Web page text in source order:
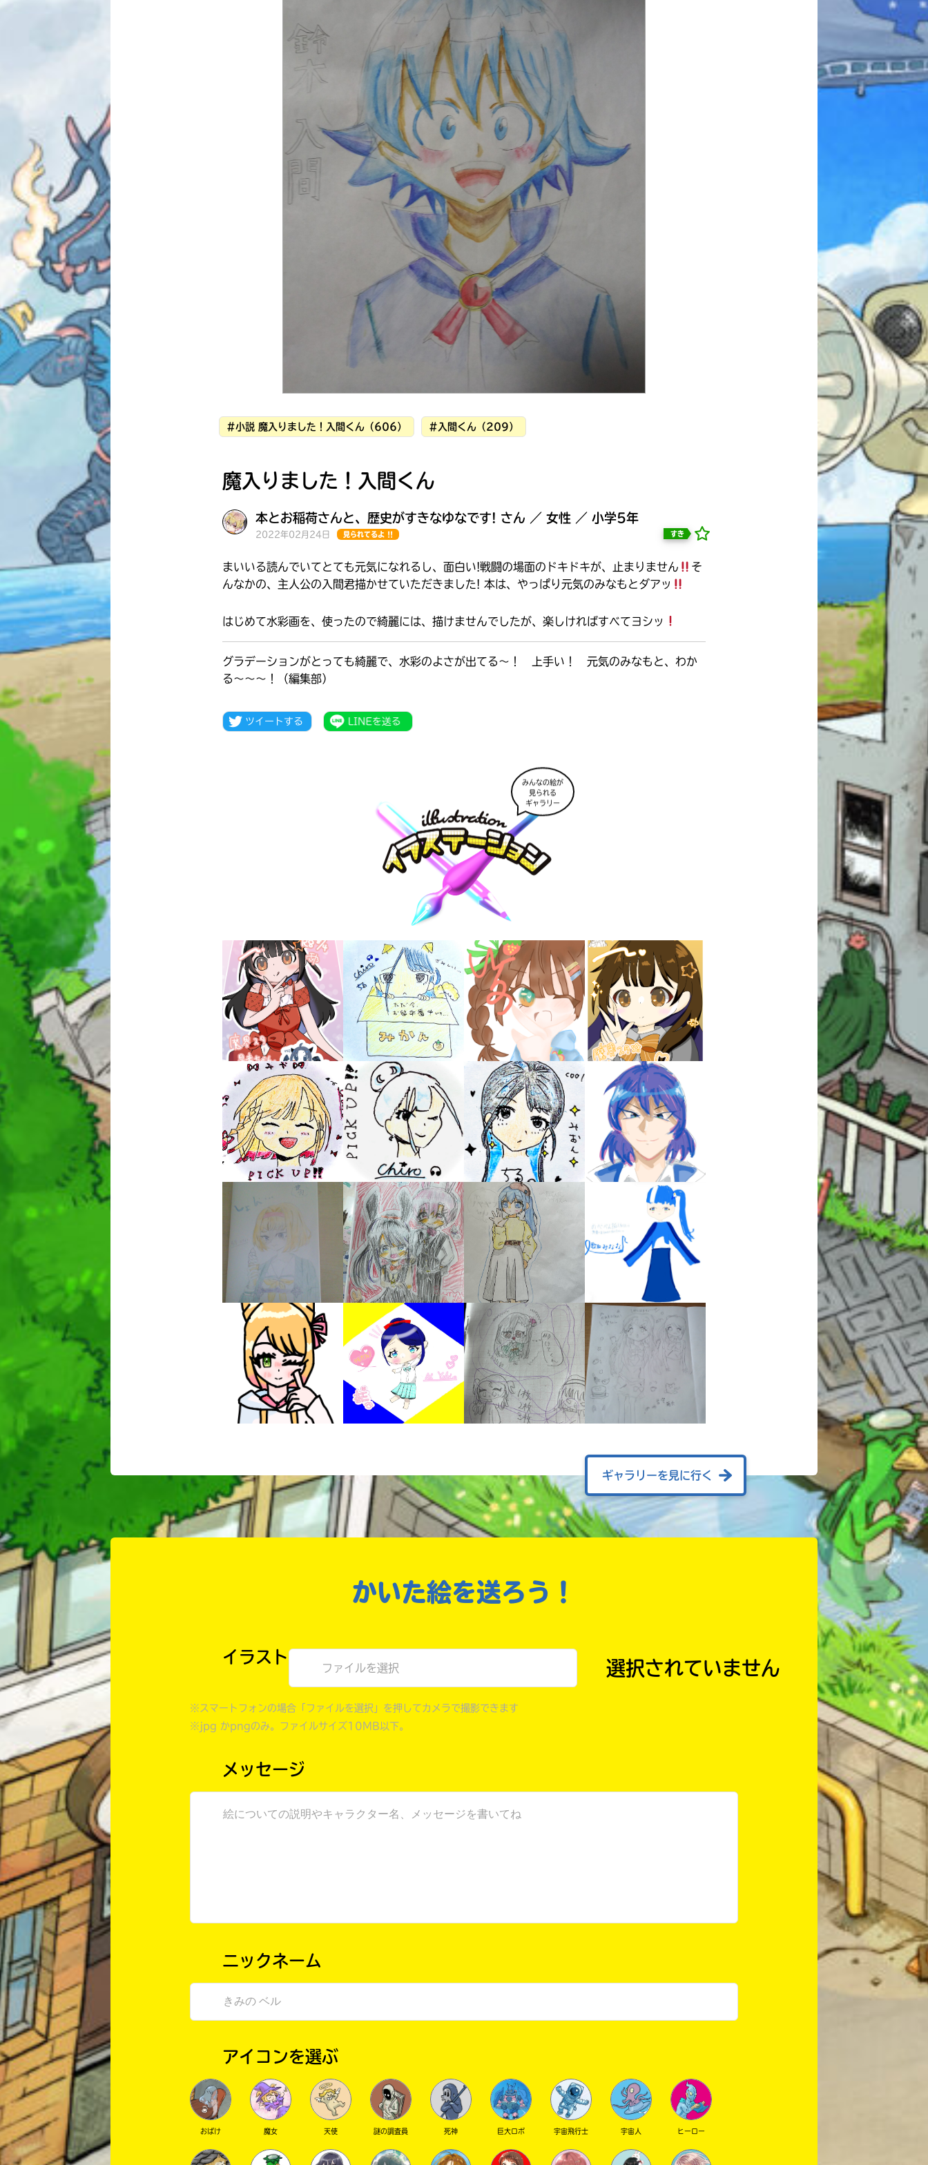
Loading ...
見つかる
大人気
シリーズに
出会える
みんなの絵が
見られる
自分だけの
みんなからのお手紙が
キーワードから探す
オフィシャルアカウント
SNSでシェアする
魔入りました！入間くん
#小説 魔入りました！入間くん（606） #入間くん（209）
本とお稲荷さんと、歴史がすきなゆなです! さん ／ 女性 ／ 小学5年
2022年02月24日 見られてるよ !! すき
まいいる読んでいてとても元気になれるし、面白い!戦闘の場面のドキドキが、止まりません
そ
んなかの、主人公の入間君描かせていただきました! 本は、やっぱり元気のみなもとダアッ
はじめて水彩画を、使ったので綺麗には、描けませんでしたが、楽しければすべてヨシッ
グラデーションがとっても綺麗で、水彩のよさが出てる～！ 上手い！ 元気のみなもと、わか
る～～～！（編集部）
みんなの絵が
見られる
ギャラリー
ギャラリーを見に行く
かいた絵を送ろう！
イラスト
ファイルを選択
※スマートフォンの場合「ファイルを選択」を押してカメラで撮影できます
※jpg かpngのみ。ファイルサイズ10MB以下。
メッセージ
ニックネーム
アイコンを選ぶ
おばけ 魔女 天使 謎の調査員 死神 巨大ロボ 宇宙飛行士 宇宙人 ヒーロー
い
入
力
容
に
エ
ラ
ー
が
あ
る
で、
も
う
一
度
確
み
て
ね